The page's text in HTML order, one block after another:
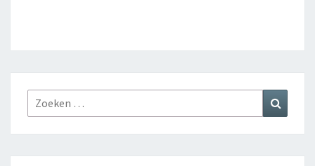
Zoeken
naar: